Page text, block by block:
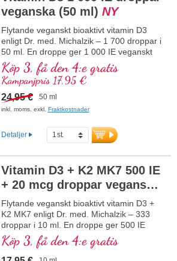
normal muskelfunktion samt till
immunsystemets normala funktion.
Tillverkat i Tyskland utan genteknik i
egen kontrollerad produktion sedan
25 år, vegetariskt utan tillsatser och
laboratorietestat. Utvecklat av
läkare.
mer information om vitamin D3
+ K2
veganska (50 ml) NY
Flytande veganskt bioaktivt vitamin D3
enligt Dr. med. Michalzik – 1 700 droppar i
50 ml. En droppe ger 1 000 IE veganskt
vitamin D3. Högsta premiumkvalitet från
högkvalitativa kontrollerade lavar (inte
från alger!) helt växtbaserat, 100 %
veganskt. Löst i skyddande kokos-MCT-
olja, odlad utan pesticider, för bättre
kombination stödjer bibehållandet av
normal benstomme, bidrar till normal
normala funktion. Tillverkat i Tyskland
utan genteknik i egen kontrollerad
produktion som har funnits i 25 år,
veganskt, utan tillsatser och
laboratorietestat. Utvecklat av läkare.
mer information om vitamin D3 + K2
Köp 3, få den 4:e gratis
Kampanjpris 17,95 €
24,95 € 50 ml
inkl. moms. exkl. Fraktkostnader
Detaljer
Vitamin D3 + K2 MK7 500 IE
+ 20 mcg droppar veganska
(10 ml, barn)NY
Flytande veganskt bioaktivt vitamin D3 +
K2 MK7 enligt Dr. med. Michalzik – 333
droppar i 10 ml. En droppe ger 500 IE
vitamin D3 och 20 μg K2 (MK7 all-trans).
Högsta premiumkvalitet från
högkvalitativa, kontrollerade lavar (inte
Köp 3, få den 4:e gratis